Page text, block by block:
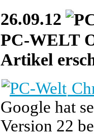
26.09.12
PC-WELT
Artikel
Google hat
Version 22